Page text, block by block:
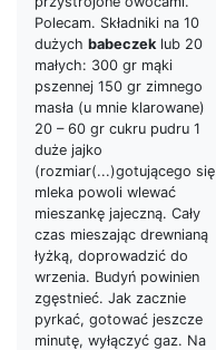
Polecam. Składniki na 10
dużych babeczeklub 20
małych: 300 gr mąki
pszennej 150 gr zimnego
masła (u mnie klarowane)
20 – 60 gr cukru pudru 1
duże jajko
(rozmiar(...)gotującego się
mleka powoli wlewać
mieszankę jajeczną. Cały
czas mieszając drewnianą
łyżką, doprowadzić do
wrzenia. Budyń powinien
zgęstnieć. Jak zacznie
pyrkać, gotować jeszcze
minutę, wyłączyć gaz. Na